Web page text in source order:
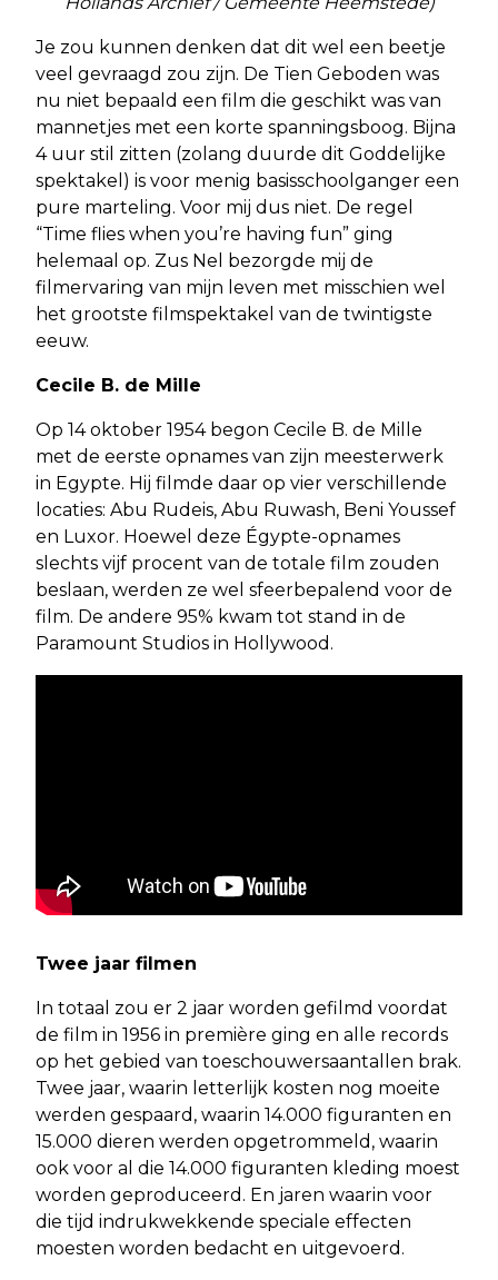
Je zou kunnen denken dat dit wel een beetje
veel gevraagd zou zijn. De Tien Geboden was
nu niet bepaald een film die geschikt was van
mannetjes met een korte spanningsboog. Bijna
4 uur stil zitten (zolang duurde dit Goddelijke
spektakel) is voor menig basisschoolganger een
pure marteling. Voor mij dus niet. De regel
“Time flies when you’re having fun” ging
helemaal op. Zus Nel bezorgde mij de
filmervaring van mijn leven met misschien wel
het grootste filmspektakel van de twintigste
eeuw.
Cecile B. de Mille
Op 14 oktober 1954 begon Cecile B. de Mille
met de eerste opnames van zijn meesterwerk
in Egypte. Hij filmde daar op vier verschillende
locaties: Abu Rudeis, Abu Ruwash, Beni Youssef
en Luxor. Hoewel deze Égypte-opnames
slechts vijf procent van de totale film zouden
beslaan, werden ze wel sfeerbepalend voor de
film. De andere 95% kwam tot stand in de
Paramount Studios in Hollywood.
Twee jaar filmen
In totaal zou er 2 jaar worden gefilmd voordat
de film in 1956 in première ging en alle records
op het gebied van toeschouwersaantallen brak.
Twee jaar, waarin letterlijk kosten nog moeite
werden gespaard, waarin 14.000 figuranten en
15.000 dieren werden opgetrommeld, waarin
ook voor al die 14.000 figuranten kleding moest
worden geproduceerd. En jaren waarin voor
die tijd indrukwekkende speciale effecten
moesten worden bedacht en uitgevoerd.